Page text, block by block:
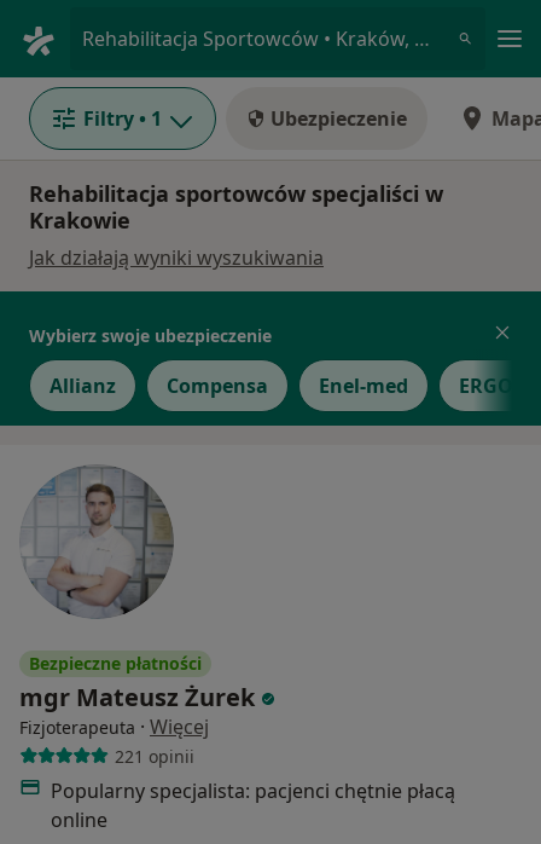
Rehabilitacja Sportowców • Kraków, małopolskie
Filtry • 1 Ubezpieczenie
Rehabilitacja sportowców specjaliści w
Krakowie
Jak działają wyniki wyszukiwania
Wybierz swoje ubezpieczenie
Allianz Compensa Enel-med ERGO
Bezpieczne płatności
mgr Mateusz Żurek
Fizjoterapeuta · Więcej
221 opinii
Popularny specjalista: pacjenci chętnie płacą
online